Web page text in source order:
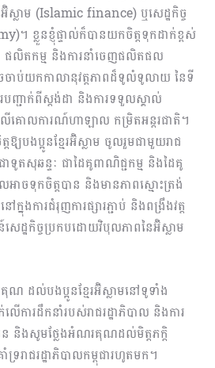
ស្លាម (Islamic finance) ឬសេដ្ឋកិច្ច
ខ្លួនខ្ញុំ​ផ្ទាល់​ក៏បាន​យកចិត្តទុកដាក់​ខ្ពស់
ផលិតកម្ម និងការនាំចេញ​ផលិតផល
ចាប់​យក​កាលានុវត្តភាពដ៏ទូលំទូលាយ​ នៃ​ទី
ញ្ជាក់​ពីស្តង់ដា និងការទទួលស្គាល់​
ោលការណ៍​ហាឡាល កម្រិតអន្តរជាតិ។
ឱ្យ​បងប្អូនខ្មែរអ៊ិស្លាម ចូលរួម​ជាមួយ​រាជ
ាទូតសុឆន្ទៈ ជា​ដៃគូពាណិជ្ជកម្ម និងដៃគូ
អាច​ទុកចិត្តបាន និងមាន​ភាព​ស្មោះត្រង់​
នុង​​ការជំរុញ​ការ​ផ្សារភ្ជាប់ និងពង្រឹងវត្ត
េដ្ឋកិច្ច​ប្រកបដោយ​វិបុលភាពនៃអ៊ិស្លាម
ណ ដល់បងប្អូនខ្មែរអ៊ិស្លាមនៅទូទាំង
ការដឹកនាំរបស់រាជរដ្ឋាភិបាល និងការ
និងសូមថ្លែងអំណរ​គុណដល់មិត្តភក្តិ
ររាជរដ្ឋាភិបាលកម្ពុជារហូតមក។